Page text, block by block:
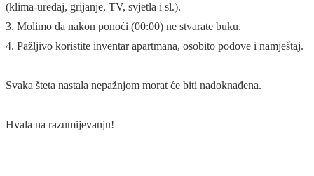
(klima-uređaj, grijanje, TV, svjetla i sl.).
3. Molimo da nakon ponoći (00:00) ne stvarate buku.
4. Pažljivo koristite inventar apartmana, osobito podove i namještaj.
Svaka šteta nastala nepažnjom morat će biti nadoknađena.
Hvala na razumijevanju!